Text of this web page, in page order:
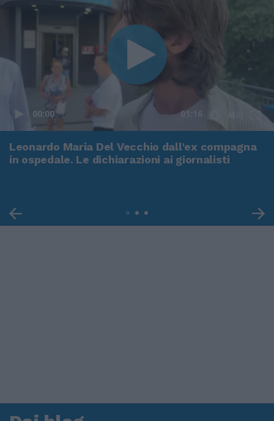
00:00 01:16
Leonardo Maria Del Vecchio dall'ex compagna
in ospedale. Le dichiarazioni ai giornalisti